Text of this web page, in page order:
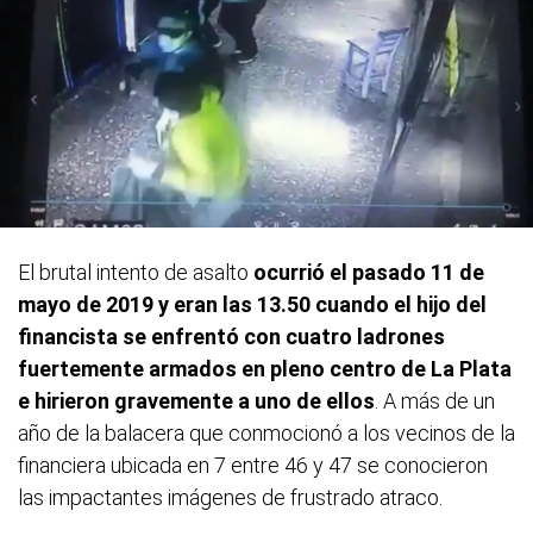
El brutal intento de asalto ocurrió el pasado 11 de
mayo de 2019 y eran las 13.50 cuando el hijo del
financista se enfrentó con cuatro ladrones
fuertemente armados en pleno centro de La Plata
e hirieron gravemente a uno de ellos . A más de un
año de la balacera que conmocionó a los vecinos de la
financiera ubicada en 7 entre 46 y 47 se conocieron
las impactantes imágenes de frustrado atraco.